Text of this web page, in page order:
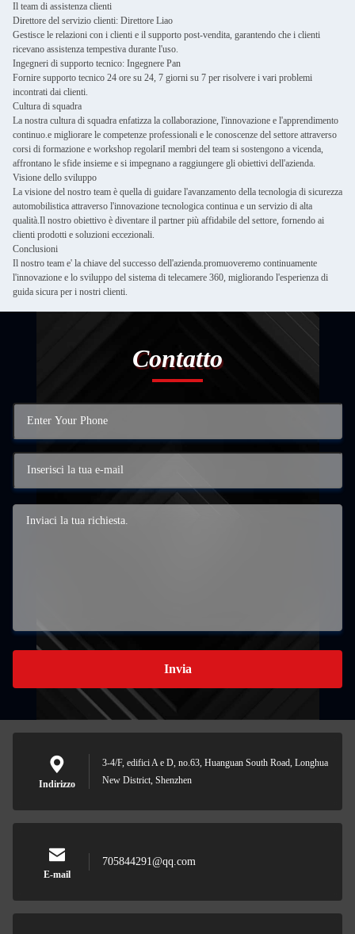
Il team di assistenza clienti
Direttore del servizio clienti: Direttore Liao
Gestisce le relazioni con i clienti e il supporto post-vendita, garantendo che i clienti
ricevano assistenza tempestiva durante l'uso.
Ingegneri di supporto tecnico: Ingegnere Pan
Fornire supporto tecnico 24 ore su 24, 7 giorni su 7 per risolvere i vari problemi
incontrati dai clienti.
Cultura di squadra
La nostra cultura di squadra enfatizza la collaborazione, l'innovazione e l'apprendimento
continuo.e migliorare le competenze professionali e le conoscenze del settore attraverso
corsi di formazione e workshop regolariI membri del team si sostengono a vicenda,
affrontano le sfide insieme e si impegnano a raggiungere gli obiettivi dell'azienda.
Visione dello sviluppo
La visione del nostro team è quella di guidare l'avanzamento della tecnologia di sicurezza
automobilistica attraverso l'innovazione tecnologica continua e un servizio di alta
qualità.Il nostro obiettivo è diventare il partner più affidabile del settore, fornendo ai
clienti prodotti e soluzioni eccezionali.
Conclusioni
Il nostro team e' la chiave del successo dell'azienda.promuoveremo continuamente
l'innovazione e lo sviluppo del sistema di telecamere 360, migliorando l'esperienza di
guida sicura per i nostri clienti.
Contatto
Invia
Indirizzo
3-4/F, edifici A e D, no.63, Huanguan South Road, Longhua
New District, Shenzhen
E-mail
705844291@qq.com